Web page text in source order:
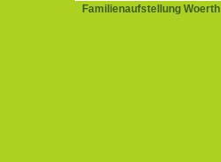
Familienaufstellung Woerth